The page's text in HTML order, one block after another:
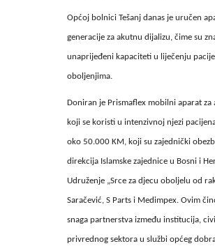
Općoj bolnici Tešanj danas je uručen
generacije za akutnu dijalizu, čime su
unaprijeđeni kapaciteti u liječenju
oboljenjima.
Doniran je Prismaflex mobilni aparat za
koji se koristi u intenzivnoj njezi
oko 50.000 KM, koji su zajednički
direkcija Islamske zajednice u Bosni i
Udruženje „Srce za djecu oboljelu od
Saračević, S Parts i Medimpex. Ovim
snaga partnerstva između institucija,
privrednog sektora u službi općeg